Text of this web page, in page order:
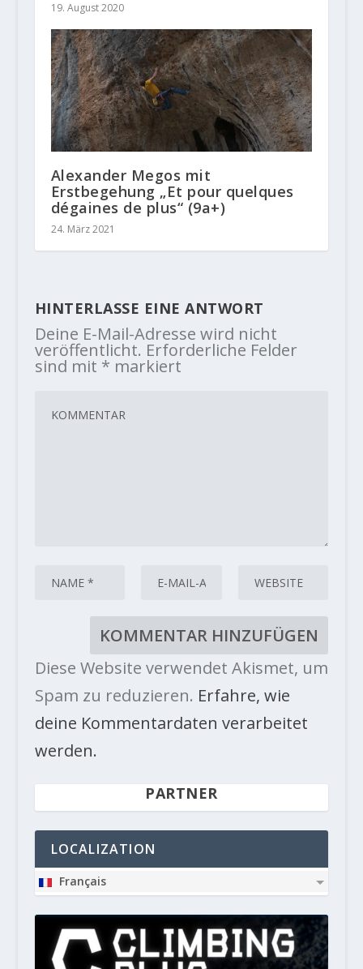
19. August 2020
Alexander Megos mit
Erstbegehung „Et pour quelques
dégaines de plus“ (9a+)
24. März 2021
HINTERLASSE EINE ANTWORT
Deine E-Mail-Adresse wird nicht
veröffentlicht. Erforderliche Felder
sind mit * markiert
Diese Website verwendet Akismet, um
Spam zu reduzieren. Erfahre, wie
deine Kommentardaten verarbeitet
werden.
PARTNER
LOCALIZATION
Français